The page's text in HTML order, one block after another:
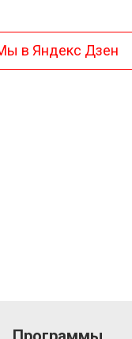
в Яндекс Дзен